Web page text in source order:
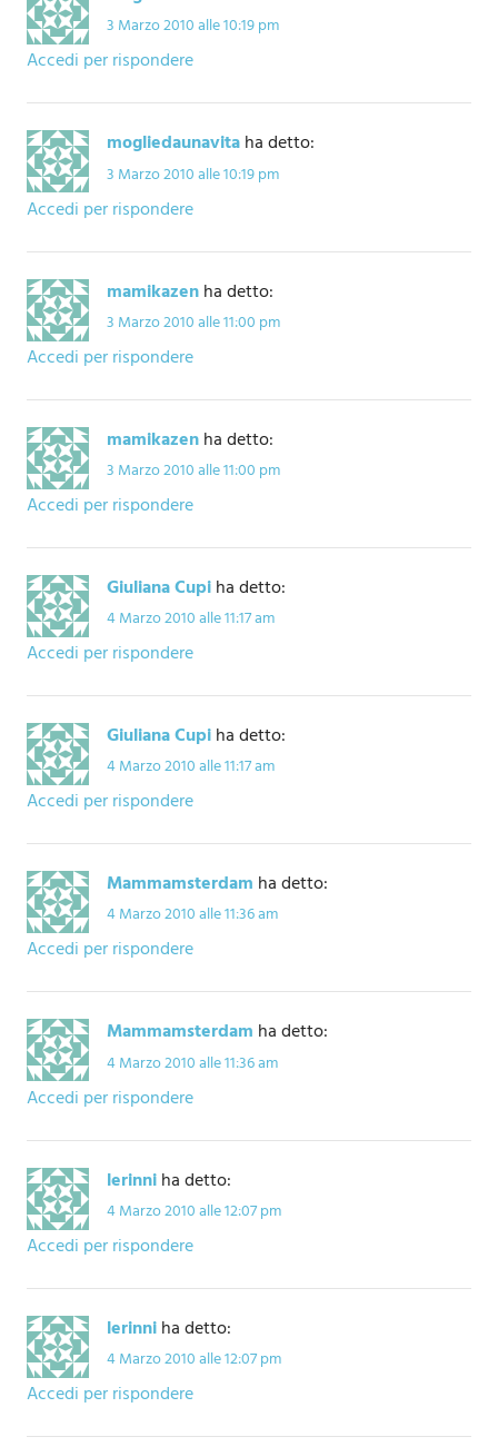
3 Marzo 2010 alle 10:19 pm
Accedi per rispondere
mogliedaunavitaha detto:
3 Marzo 2010 alle 10:19 pm
Accedi per rispondere
mamikazenha detto:
3 Marzo 2010 alle 11:00 pm
Accedi per rispondere
mamikazenha detto:
3 Marzo 2010 alle 11:00 pm
Accedi per rispondere
Giuliana Cupiha detto:
4 Marzo 2010 alle 11:17 am
Accedi per rispondere
Giuliana Cupiha detto:
4 Marzo 2010 alle 11:17 am
Accedi per rispondere
Mammamsterdam ha detto:
4 Marzo 2010 alle 11:36 am
Accedi per rispondere
Mammamsterdam ha detto:
4 Marzo 2010 alle 11:36 am
Accedi per rispondere
lerinniha detto:
4 Marzo 2010 alle 12:07 pm
Accedi per rispondere
lerinniha detto:
4 Marzo 2010 alle 12:07 pm
Accedi per rispondere